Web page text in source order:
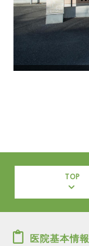
TOP
医院基本情報